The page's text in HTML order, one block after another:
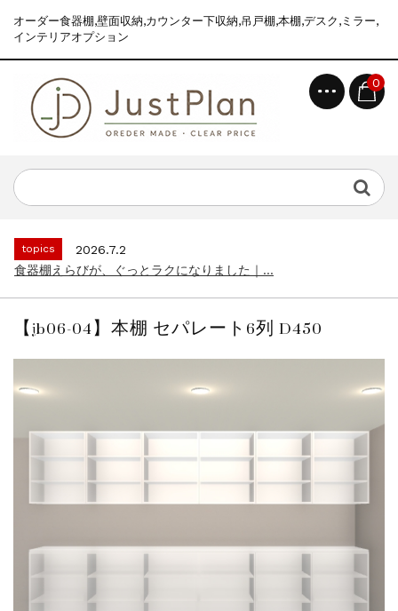
オーダー食器棚,壁面収納,カウンター下収納,吊戸棚,本棚,デスク,ミラー,
インテリアオプション
0
食器棚えらびが、ぐっとラクになりました｜...
news
2026.8.6
topics
2026.7.2
食器棚えらびが、ぐっとラクになりました｜...
topics
2026.7.2
【jb06-04】本棚 セパレート6列 D450